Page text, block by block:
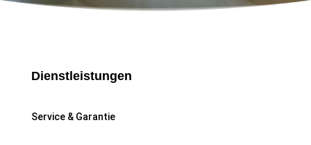
Dienstleistungen
Service & Garantie